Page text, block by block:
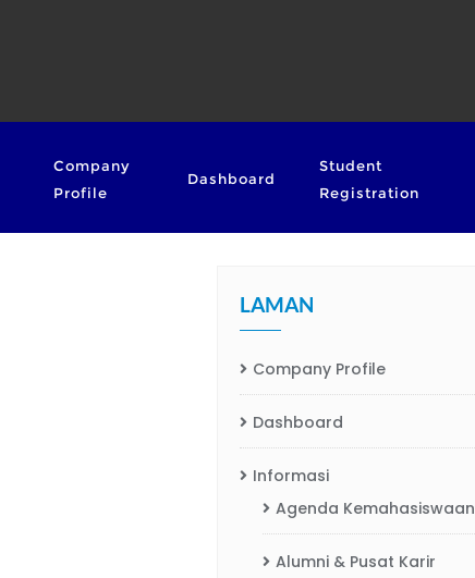
Company
Profile
Dashboard
Student
Registration
LAMAN
Company Profile
Dashboard
Informasi
Agenda Kemahasiswaan
Alumni & Pusat Karir